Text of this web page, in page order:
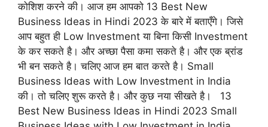
कोशिश करने की। आज हम आपको 13 Best New
Business Ideas in Hindi 2023 के बारे में बताएँगे। जिसे
आप बहुत ही Low Investment या बिना किसी Investment
के कर सकते है। और अच्छा पैसा कमा सकते है। और एक ब्रांड
भी बन सकते है। चलिए आज हम बात करते है। Small
Business Ideas with Low Investment in India
की। तो चलिए शुरू करते है। और कुछ नया सीखते है। 13
Best New Business Ideas in Hindi 2023 Small